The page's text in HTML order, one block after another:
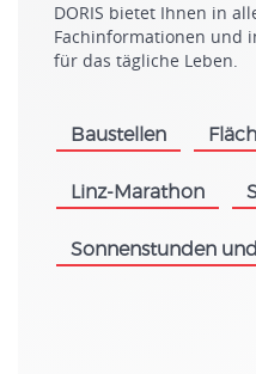
DORIS bietet Ihnen in
Fachinformationen und
für das tägliche Leben.
Baustellen
Linz-Marathon
Sonnenstunden